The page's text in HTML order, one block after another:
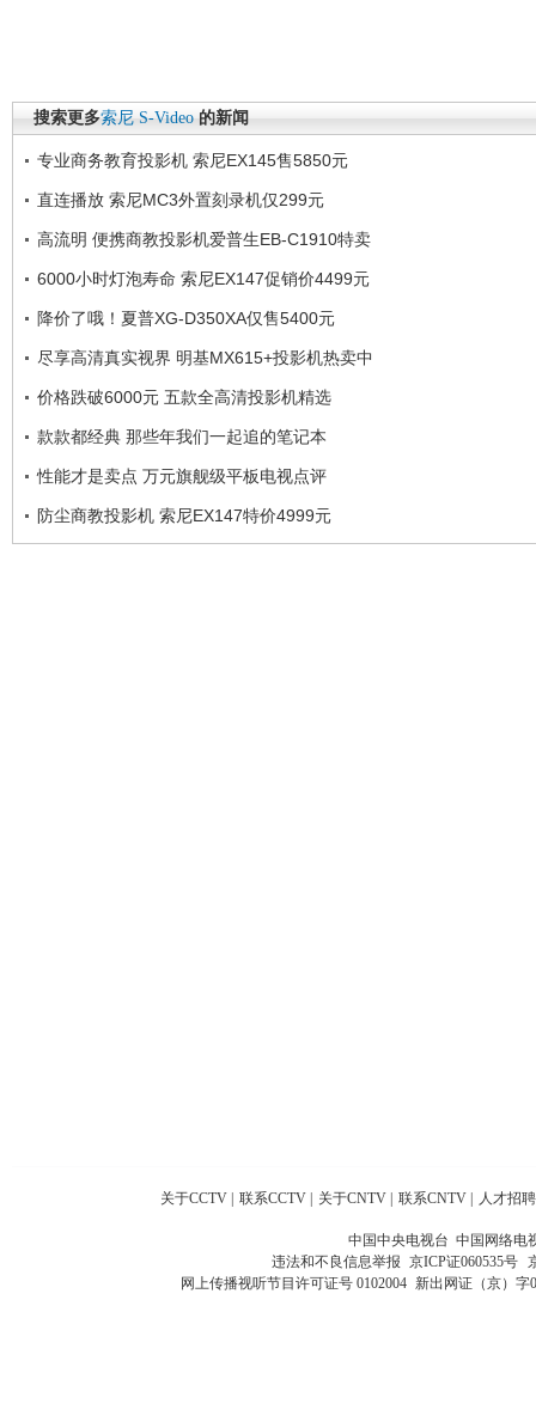
搜索更多索尼 S-Video 的新闻
专业商务教育投影机 索尼EX145售5850元
直连播放 索尼MC3外置刻录机仅299元
高流明 便携商教投影机爱普生EB-C1910特卖
6000小时灯泡寿命 索尼EX147促销价4499元
降价了哦！夏普XG-D350XA仅售5400元
尽享高清真实视界 明基MX615+投影机热卖中
价格跌破6000元 五款全高清投影机精选
款款都经典 那些年我们一起追的笔记本
性能才是卖点 万元旗舰级平板电视点评
防尘商教投影机 索尼EX147特价4999元
关于CCTV 联系CCTV 关于CNTV 联系CNTV 人才招聘
中国中央电视台 中国网络电
违法和不良信息举报 京ICP证060535号
网上传播视听节目许可证号 0102004 新出网证（京）